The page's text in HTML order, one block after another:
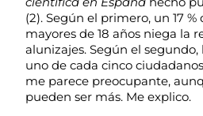
(2). Según el primero, un 17 %
mayores de 18 años niega la
alunizajes. Según el segundo,
uno de cada cinco
me parece preocupante,
pueden ser más. Me explico.